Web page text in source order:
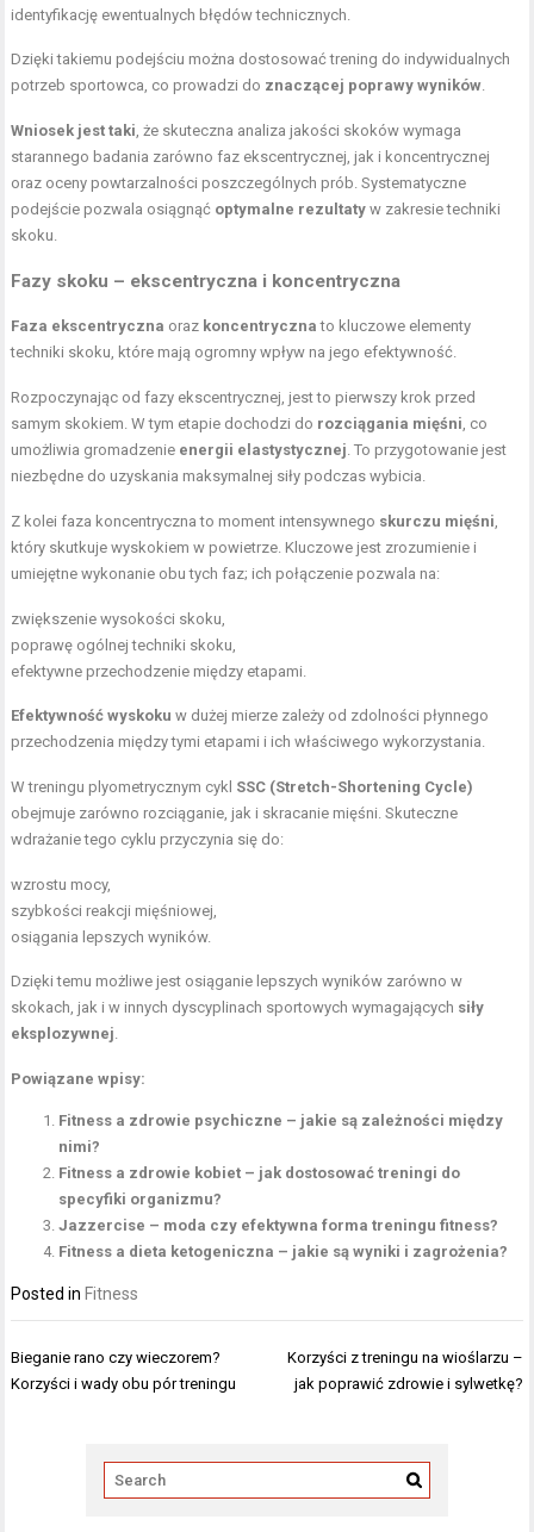
identyfikację ewentualnych błędów technicznych.
Dzięki takiemu podejściu można dostosować trening do indywidualnych
potrzeb sportowca, co prowadzi do znaczącej poprawy wyników.
Wniosek jest taki, że skuteczna analiza jakości skoków wymaga
starannego badania zarówno faz ekscentrycznej, jak i koncentrycznej
oraz oceny powtarzalności poszczególnych prób. Systematyczne
podejście pozwala osiągnąć optymalne rezultaty w zakresie techniki
skoku.
Fazy skoku – ekscentryczna i koncentryczna
Faza ekscentryczna oraz koncentryczna to kluczowe elementy
techniki skoku, które mają ogromny wpływ na jego efektywność.
Rozpoczynając od fazy ekscentrycznej, jest to pierwszy krok przed
samym skokiem. W tym etapie dochodzi do rozciągania mięśni, co
umożliwia gromadzenie energii elastystycznej. To przygotowanie jest
niezbędne do uzyskania maksymalnej siły podczas wybicia.
Z kolei faza koncentryczna to moment intensywnego skurczu mięśni,
który skutkuje wyskokiem w powietrze. Kluczowe jest zrozumienie i
umiejętne wykonanie obu tych faz; ich połączenie pozwala na:
zwiększenie wysokości skoku,
poprawę ogólnej techniki skoku,
efektywne przechodzenie między etapami.
Efektywność wyskoku w dużej mierze zależy od zdolności płynnego
przechodzenia między tymi etapami i ich właściwego wykorzystania.
W treningu plyometrycznym cykl SSC (Stretch-Shortening Cycle)
obejmuje zarówno rozciąganie, jak i skracanie mięśni. Skuteczne
wdrażanie tego cyklu przyczynia się do:
wzrostu mocy,
szybkości reakcji mięśniowej,
osiągania lepszych wyników.
Dzięki temu możliwe jest osiąganie lepszych wyników zarówno w
skokach, jak i w innych dyscyplinach sportowych wymagających siły
eksplozywnej.
Powiązane wpisy:
Fitness a zdrowie psychiczne – jakie są zależności między
nimi?
Fitness a zdrowie kobiet – jak dostosować treningi do
specyfiki organizmu?
Jazzercise – moda czy efektywna forma treningu fitness?
Fitness a dieta ketogeniczna – jakie są wyniki i zagrożenia?
Posted in Fitness
Nawigacja
wpisu
Bieganie rano czy wieczorem?
Korzyści i wady obu pór treningu
Korzyści z treningu na wioślarzu –
jak poprawić zdrowie i sylwetkę?